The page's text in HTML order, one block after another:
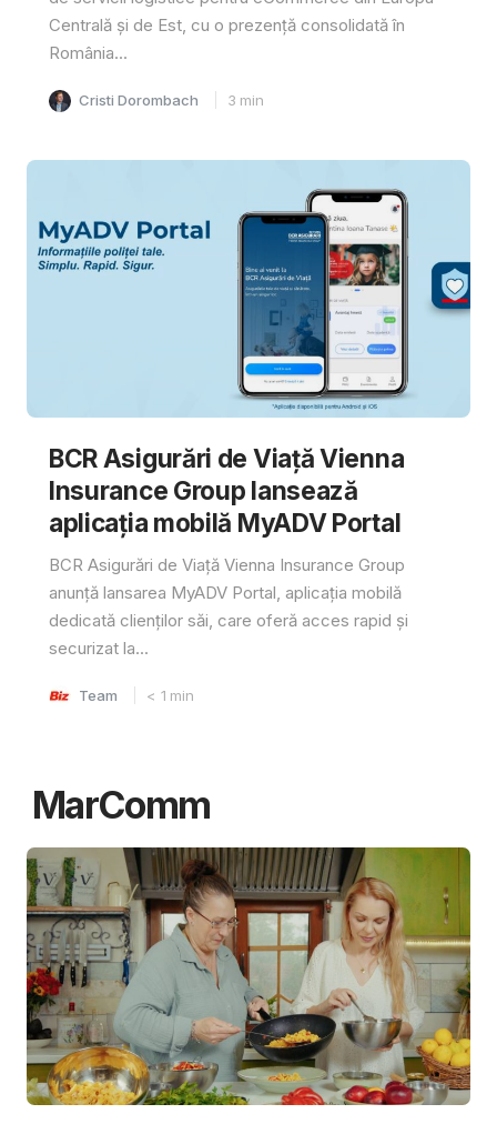
Centrală și de Est, cu o prezență consolidată în
România...
Cristi Dorombach 3 min
BCR Asigurări de Viață Vienna
Insurance Group lansează
aplicația mobilă MyADV Portal
BCR Asigurări de Viață Vienna Insurance Group
anunță lansarea MyADV Portal, aplicația mobilă
dedicată clienților săi, care oferă acces rapid și
securizat la...
Team < 1 min
MarComm